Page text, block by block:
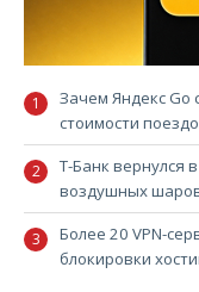
Зачем Яндекс Go
стоимости
Т-Банк вернулся
воздушных
Более 20 VPN-
блокировки